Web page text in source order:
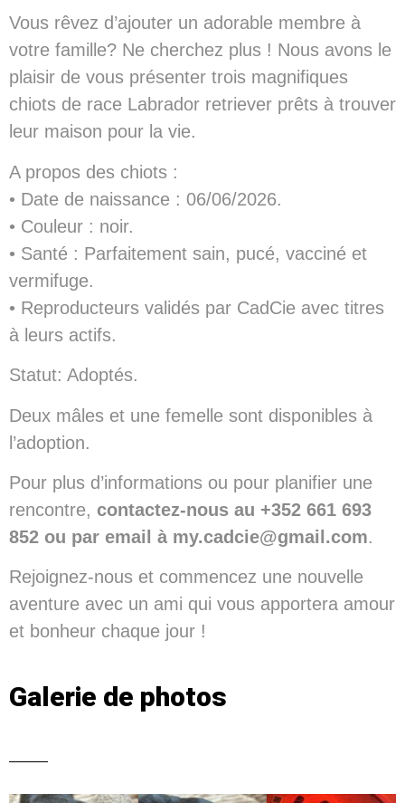
Vous rêvez d’ajouter un adorable membre à
votre famille? Ne cherchez plus ! Nous avons le
plaisir de vous présenter trois magnifiques
chiots de race Labrador retriever prêts à trouver
leur maison pour la vie.
A propos des chiots :
• Date de naissance : 06/06/2026.
• Couleur : noir.
• Santé : Parfaitement sain, pucé, vacciné et
vermifuge.
• Reproducteurs validés par CadCie avec titres
à leurs actifs.
Statut: Adoptés.
Deux mâles et une femelle sont disponibles à
l’adoption.
Pour plus d’informations ou pour planifier une
rencontre, contactez-nous au +352 661 693
852 ou par email à my.cadcie@gmail.com.
Rejoignez-nous et commencez une nouvelle
aventure avec un ami qui vous apportera amour
et bonheur chaque jour !
Galerie de photos